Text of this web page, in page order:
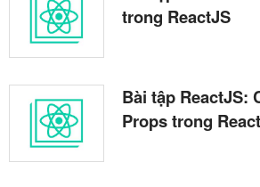
trong ReactJS
Bài tập ReactJS:
Props trong